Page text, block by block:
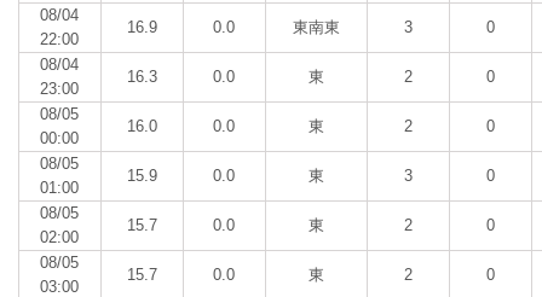
08/04
22:00
16.9 0.0 東南東 3 0
08/04
23:00
16.3 0.0 東 2 0
08/05
00:00
16.0 0.0 東 2 0
08/05
01:00
15.9 0.0 東 3 0
08/05
02:00
15.7 0.0 東 2 0
08/05
03:00
15.7 0.0 東 2 0